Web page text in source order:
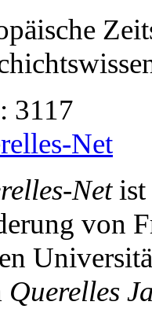
3117
Net
Netist
von
Querelles